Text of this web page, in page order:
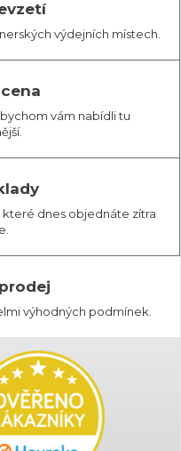
výdejních místech.
vám nabídli tu
dnes objednáte zítra
výhodných podmínek.